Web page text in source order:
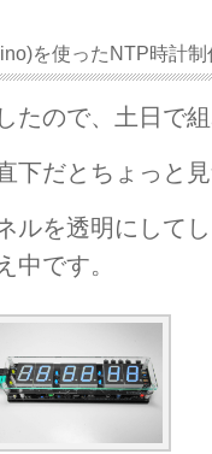
を使ったNTP時計
たので、土日で
下だとちょっと
ルを透明にして
中です。